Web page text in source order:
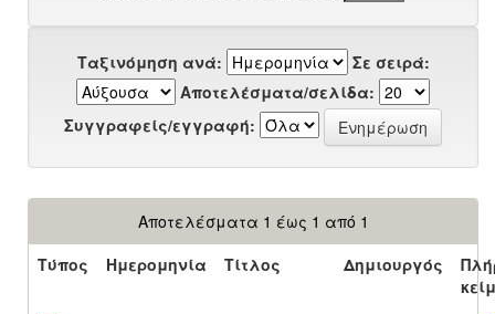
Ταξινόμηση ανά:
Σε σειρά:
Αποτελέσματα/σελίδα:
Συγγραφείς/εγγραφή:
Αποτελέσματα 1 έως 1 από 1
Τύπος
Ημερομηνία Τίτλος Δημιουργός